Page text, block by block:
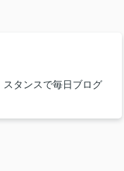
タンスで毎日ブログ